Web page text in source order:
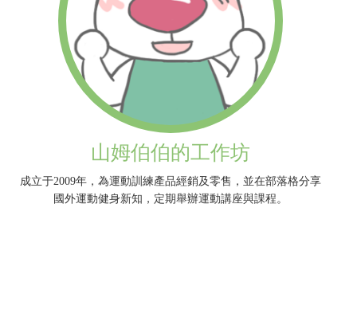
山姆伯伯的工作坊
成立于2009年，為運動訓練產品經銷及零售，並在部落格分享
國外運動健身新知，定期舉辦運動講座與課程。